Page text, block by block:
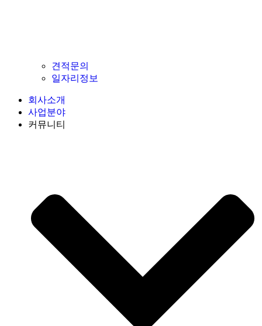
견적문의
일자리정보
회사소개
사업분야
커뮤니티